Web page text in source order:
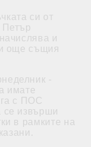
си от
Петър
и
още същия
-
имате
с ПОС
извърши
в рамките на